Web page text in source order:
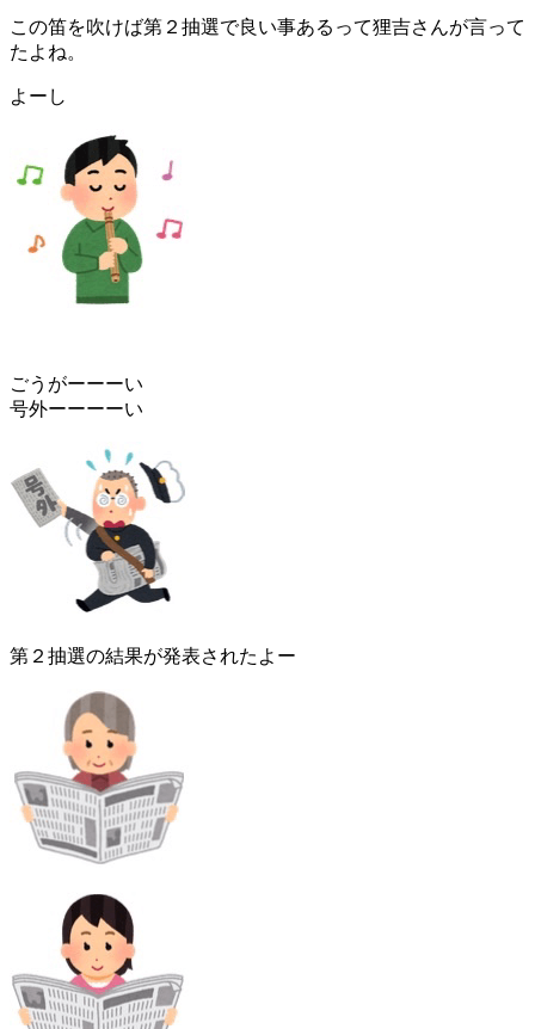
この笛を吹けば第２抽選で良い事あるって狸吉さんが言って
たよね。
よーし
ごうがーーーい
号外ーーーーい
第２抽選の結果が発表されたよー